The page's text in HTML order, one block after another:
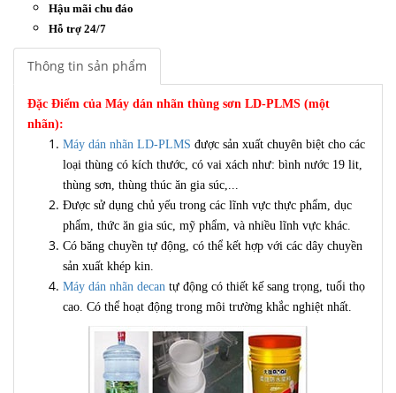
Hậu mãi chu đáo
Hỗ trợ 24/7
Thông tin sản phẩm
Đặc Điểm của Máy dán nhãn thùng sơn LD-PLMS (một
nhãn):
Máy dán nhãn LD-PLMS được sản xuất chuyên biệt cho các
loại thùng có kích thước, có vai xách như: bình nước 19 lit,
thùng sơn, thùng thúc ăn gia súc,...
Được sử dụng chủ yếu trong các lĩnh vực thực phẩm, dục
phẩm, thức ăn gia súc, mỹ phẩm, và nhiều lĩnh vực khác.
Có băng chuyền tự động, có thể kết hợp với các dây chuyền
sản xuất khép kin.
Máy dán nhãn decan tự động có thiết kế sang trọng, tuổi thọ
cao. Có thể hoạt động trong môi trường khắc nghiệt nhất.